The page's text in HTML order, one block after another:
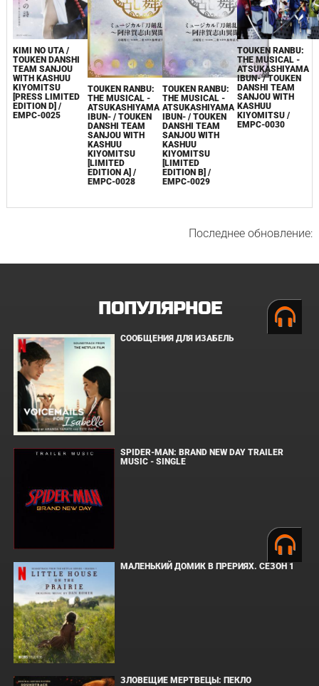
KIMI NO UTA /
TOUKEN DANSHI
TEAM SANJOU
WITH KASHUU
KIYOMITSU
[PRESS LIMITED
EDITION D] /
EMPC-0025
TOUKEN RANBU:
THE MUSICAL -
ATSUKASHIYAMA
IBUN- / TOUKEN
DANSHI TEAM
SANJOU WITH
KASHUU
KIYOMITSU
[LIMITED
EDITION A] /
EMPC-0028
TOUKEN RANBU:
THE MUSICAL -
ATSUKASHIYAMA
IBUN- / TOUKEN
DANSHI TEAM
SANJOU WITH
KASHUU
KIYOMITSU
[LIMITED
EDITION B] /
EMPC-0029
TOUKEN RANBU:
THE MUSICAL -
ATSUKASHIYAMA
IBUN- / TOUKEN
DANSHI TEAM
SANJOU WITH
KASHUU
KIYOMITSU /
EMPC-0030
Последнее обновление:
ПОПУЛЯРНОЕ
СООБЩЕНИЯ ДЛЯ ИЗАБЕЛЬ
SPIDER-MAN: BRAND NEW DAY TRAILER
MUSIC - SINGLE
МАЛЕНЬКИЙ ДОМИК В ПРЕРИЯХ. СЕЗОН 1
ЗЛОВЕЩИЕ МЕРТВЕЦЫ: ПЕКЛО